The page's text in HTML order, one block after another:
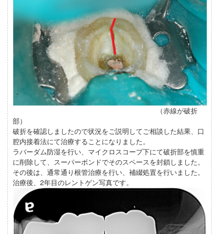
（赤線が破折
部）
破折を確認しましたので状況をご説明してご相談した結果、口
腔内接着法にて治療することになりました。
ラバーダム防湿を行い、マイクロスコープ下にて破折部を慎重
に削除して、スーパーボンドでそのスペースを封鎖しました。
その後は、通常通り根管治療を行い、補綴処置を行いました。
治療後、2年目のレントゲン写真です。